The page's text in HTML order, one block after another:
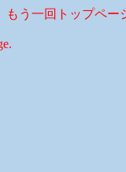
う一回トップペー